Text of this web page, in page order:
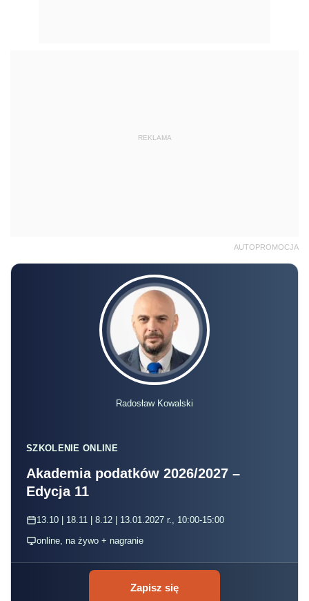
SZKOLENIE ONLINE
Akademia podatków 2026/2027 –
13.10 | 18.11 | 8.12 | 13.01.2027 r., 10:00-15:00
online, na żywo + nagranie
Zapisz się
zgodnie z którą wpisy te pozostaną w mocy i
nie będą podlegały wykreśleniu z chwilą
śmierci przedsiębiorcy, jeżeli zarządca
sukcesyjny złoży oświadczenie, że spełnione
zostały warunki wymagane do wykonywania tej
działalności oraz wniosek o zmianę